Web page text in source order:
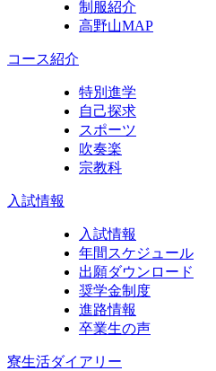
制服紹介
高野山MAP
コース紹介
特別進学
自己探求
スポーツ
吹奏楽
宗教科
入試情報
入試情報
年間スケジュール
出願ダウンロード
奨学金制度
進路情報
卒業生の声
寮生活ダイアリー